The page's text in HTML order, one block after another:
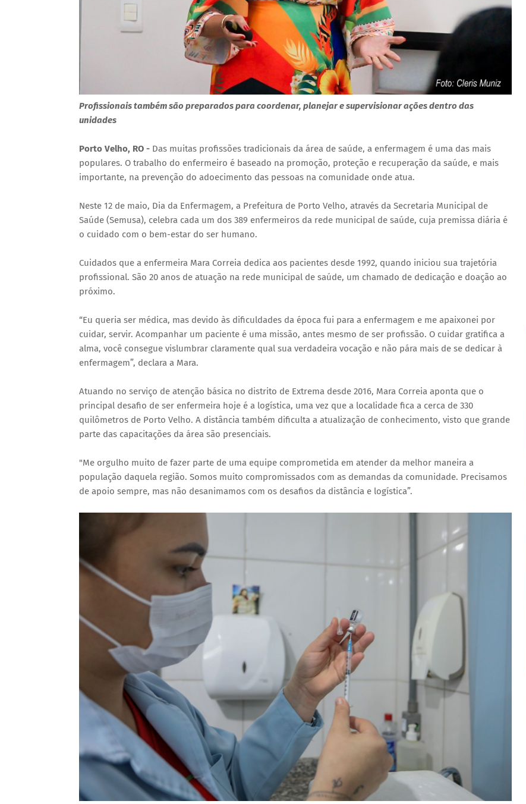
Profissionais também são preparados para coordenar, planejar e supervisionar ações dentro das
unidades
Porto Velho, RO - Das muitas profissões tradicionais da área de saúde, a enfermagem é uma das mais
populares. O trabalho do enfermeiro é baseado na promoção, proteção e recuperação da saúde, e mais
importante, na prevenção do adoecimento das pessoas na comunidade onde atua.
Neste 12 de maio, Dia da Enfermagem, a Prefeitura de Porto Velho, através da Secretaria Municipal de
Saúde (Semusa), celebra cada um dos 389 enfermeiros da rede municipal de saúde, cuja premissa diária é
o cuidado com o bem-estar do ser humano.
Cuidados que a enfermeira Mara Correia dedica aos pacientes desde 1992, quando iniciou sua trajetória
profissional. São 20 anos de atuação na rede municipal de saúde, um chamado de dedicação e doação ao
próximo.
“Eu queria ser médica, mas devido às dificuldades da época fui para a enfermagem e me apaixonei por
cuidar, servir. Acompanhar um paciente é uma missão, antes mesmo de ser profissão. O cuidar gratifica a
alma, você consegue vislumbrar claramente qual sua verdadeira vocação e não pára mais de se dedicar à
enfermagem”, declara a Mara.
Atuando no serviço de atenção básica no distrito de Extrema desde 2016, Mara Correia aponta que o
principal desafio de ser enfermeira hoje é a logística, uma vez que a localidade fica a cerca de 330
quilômetros de Porto Velho. A distância também dificulta a atualização de conhecimento, visto que grande
parte das capacitações da área são presenciais.
"Me orgulho muito de fazer parte de uma equipe comprometida em atender da melhor maneira a
população daquela região. Somos muito compromissados com as demandas da comunidade. Precisamos
de apoio sempre, mas não desanimamos com os desafios da distância e logística”.